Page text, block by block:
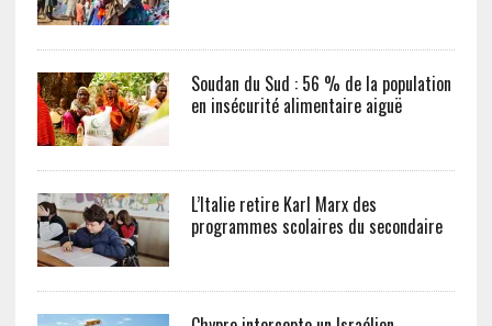
Soudan du Sud : 56 % de la population
en insécurité alimentaire aiguë
L’Italie retire Karl Marx des
programmes scolaires du secondaire